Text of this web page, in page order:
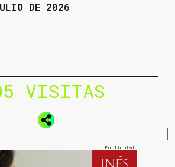
DE 2026
VISITAS